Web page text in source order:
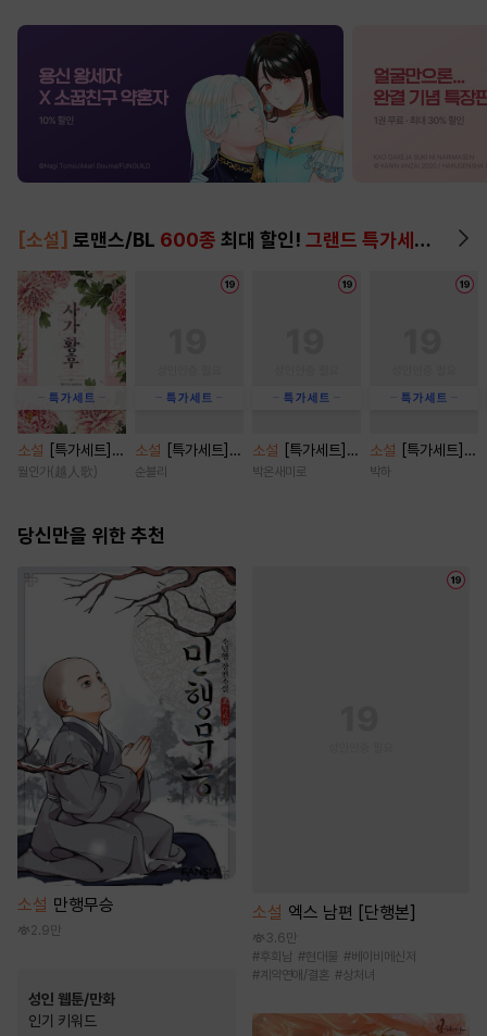
[소설] 로맨스/BL 600종 최대 할인! 그랜드 특가세트
소설
[특가세트]
사가황후(谢家皇
월인가(越人歌)
소설
[특가세트]
소프트 스팟 (외전
순블리
소설
[특가세트]
친구 오빠 탐구 보
박온새미로
소설
[특가세트]
관계의 밀도 [단행
박하
당신만을 위한 추천
소설 만행무승
2.9만
성인 웹툰/만화
인기 키워드
소설 엑스 남편 [단행본]
3.6만
#후회남 #현대물 #베이비메신저
#계약연애/결혼 #상처녀